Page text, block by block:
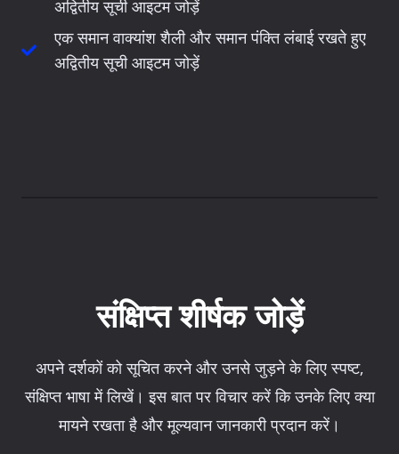
अद्वितीय सूची आइटम जोड़ें
एक समान वाक्यांश शैली और समान पंक्ति लंबाई रखते हुए
अद्वितीय सूची आइटम जोड़ें
संक्षिप्त शीर्षक जोड़ें
अपने दर्शकों को सूचित करने और उनसे जुड़ने के लिए स्पष्ट,
संक्षिप्त भाषा में लिखें। इस बात पर विचार करें कि उनके लिए क्या
मायने रखता है और मूल्यवान जानकारी प्रदान करें।